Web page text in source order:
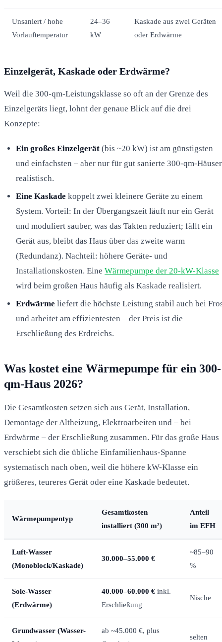
Unsaniert / hohe
Vorlauftemperatur
24–36
kW
Kaskade aus zwei Geräten
oder Erdwärme
Einzelgerät, Kaskade oder Erdwärme?
Weil die 300-qm-Leistungsklasse so oft an der Grenze des
Einzelgeräts liegt, lohnt der genaue Blick auf die drei
Konzepte:
Ein großes Einzelgerät (bis ~20 kW) ist am günstigsten
und einfachsten – aber nur für gut sanierte 300-qm-Häuser
realistisch.
Eine Kaskade koppelt zwei kleinere Geräte zu einem
System. Vorteil: In der Übergangszeit läuft nur ein Gerät
und moduliert sauber, was das Takten reduziert; fällt ein
Gerät aus, bleibt das Haus über das zweite warm
(Redundanz). Nachteil: höhere Geräte- und
Installationskosten. Eine Wärmepumpe der 20-kW-Klasse
wird beim großen Haus häufig als Kaskade realisiert.
Erdwärme liefert die höchste Leistung stabil auch bei
und arbeitet am effizientesten – der Preis ist die
Erschließung des Erdreichs.
Was kostet eine Wärmepumpe für ein 300-
qm-Haus 2026?
Die Gesamtkosten setzen sich aus Gerät, Installation,
Demontage der Altheizung, Elektroarbeiten und – bei
Erdwärme – der Erschließung zusammen. Für das große Haus
verschiebt sich die übliche Einfamilienhaus-Spanne
systematisch nach oben, weil die höhere kW-Klasse ein
größeres, teureres Gerät oder eine Kaskade bedeutet.
Wärmepumpentyp
Gesamtkosten
installiert (300 m²)
Anteil
im EFH
Luft-Wasser
(Monoblock/Kaskade)
30.000–55.000 €
~85–90
%
Sole-Wasser
(Erdwärme)
40.000–60.000 € inkl.
Erschließung
Nische
Grundwasser (Wasser-
ab ~45.000 €, plus
selten